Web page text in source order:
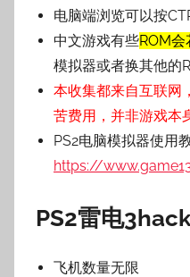
电脑端浏览可以按
中文游戏有些ROM会
模拟器或者换其他的
本收集都来自互联网
苦费用，并非游戏本
PS2电脑模拟器使用
https://
PS2雷电
飞机数量无限